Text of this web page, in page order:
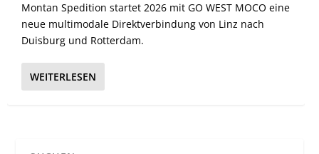
Montan Spedition startet 2026 mit GO WEST MOCO eine
neue multimodale Direktverbindung von Linz nach
Duisburg und Rotterdam.
WEITERLESEN